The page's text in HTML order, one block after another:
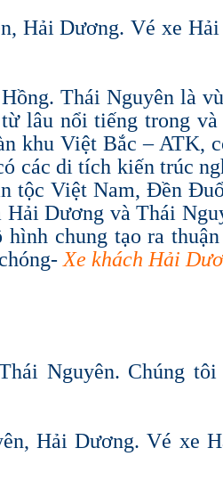
Hải Dương. Vé xe
Thái Nguyên là
lâu nổi tiếng trong
khu Việt Bắc – ATK,
các di tích kiến trúc
tộc Việt Nam, Đền
Dương và Thái
chung tạo ra
Xe khách Hải
Nguyên. Chúng
Hải Dương. Vé xe